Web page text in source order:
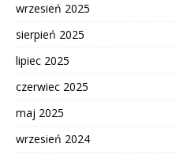
wrzesień 2025
sierpień 2025
lipiec 2025
czerwiec 2025
maj 2025
wrzesień 2024